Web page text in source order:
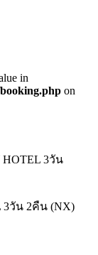
in
on
3วัน 2คืน (NX)